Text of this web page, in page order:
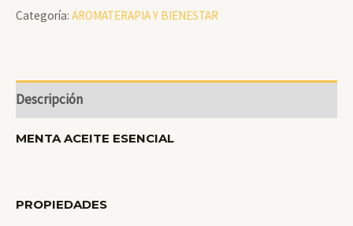
Esencial
Ml
Cantidad
Categoría: AROMATERAPIA Y BIENESTAR
Descripción
MENTA ACEITE ESENCIAL
PROPIEDADES